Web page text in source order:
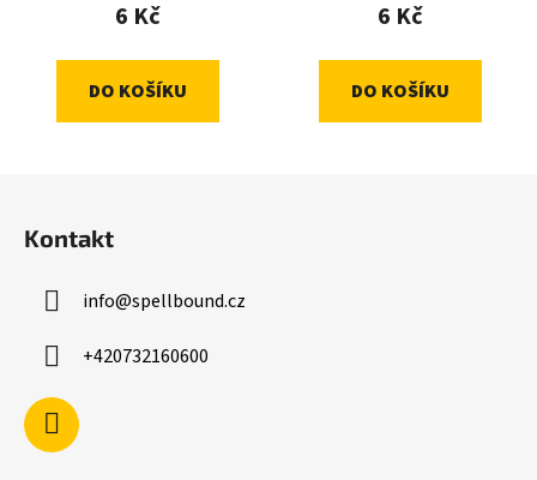
6 Kč
DO KOŠÍKU
6 Kč
DO KOŠÍKU
Kontakt
info@spellbound.cz
+420732160600